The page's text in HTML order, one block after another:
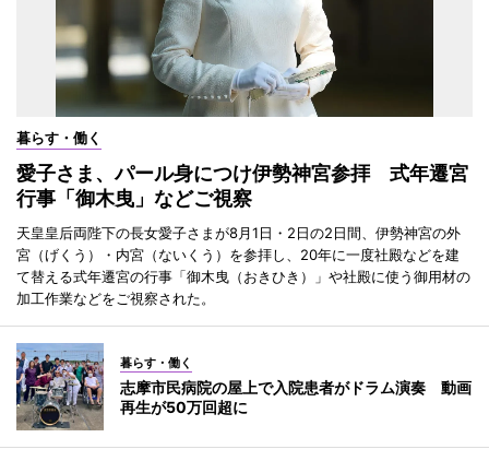
暮らす・働く
愛子さま、パール身につけ伊勢神宮参拝 式年遷宮
行事「御木曳」などご視察
天皇皇后両陛下の長女愛子さまが8月1日・2日の2日間、伊勢神宮の外
宮（げくう）・内宮（ないくう）を参拝し、20年に一度社殿などを建
て替える式年遷宮の行事「御木曳（おきひき）」や社殿に使う御用材の
加工作業などをご視察された。
暮らす・働く
志摩市民病院の屋上で入院患者がドラム演奏 動画
再生が50万回超に